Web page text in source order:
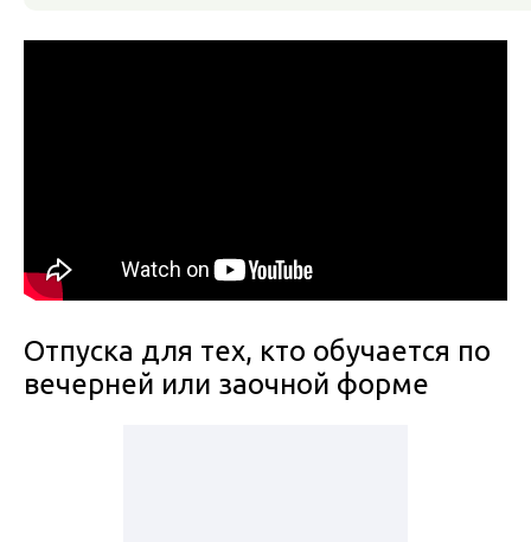
Отпуска для тех, кто обучается по
вечерней или заочной форме